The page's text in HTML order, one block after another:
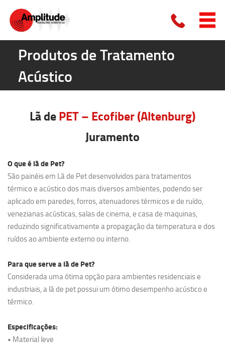
Produtos de Tratamento
Acústico
Lã dePET – Ecofiber (Altenburg)
Juramento
O que é lã de Pet?
São painéis em Lã de Pet desenvolvidos para tratamentos
térmico e acústico dos mais diversos ambientes, podendo ser
aplicado em paredes, forros, atenuadores térmicos e de ruído,
venezianas acústicas, salas de cinema, e casa de maquinas,
reduzindo significativamente a propagação da temperatura e dos
ruídos ao ambiente externo ou interno.
Para que serve a lã de Pet?
Considerada uma ótima opção para ambientes residenciais e
industriais, a lã de pet possui um ótimo desempenho acústico e
térmico.
Especificações:
• Material leve